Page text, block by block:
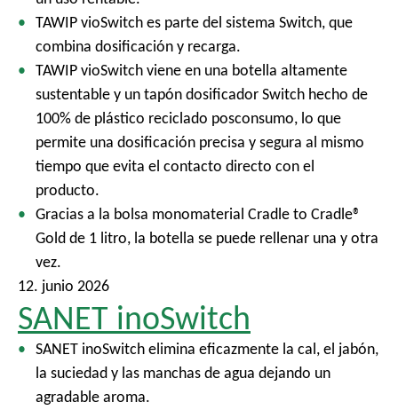
TAWIP vioSwitch es parte del sistema Switch, que
combina dosificación y recarga.
TAWIP vioSwitch viene en una botella altamente
sustentable y un tapón dosificador Switch hecho de
100% de plástico reciclado posconsumo, lo que
permite una dosificación precisa y segura al mismo
tiempo que evita el contacto directo con el
producto.
Gracias a la bolsa monomaterial Cradle to Cradle®
Gold de 1 litro, la botella se puede rellenar una y otra
vez.
12. junio 2026
SANET inoSwitch
SANET inoSwitch elimina eficazmente la cal, el jabón,
la suciedad y las manchas de agua dejando un
agradable aroma.